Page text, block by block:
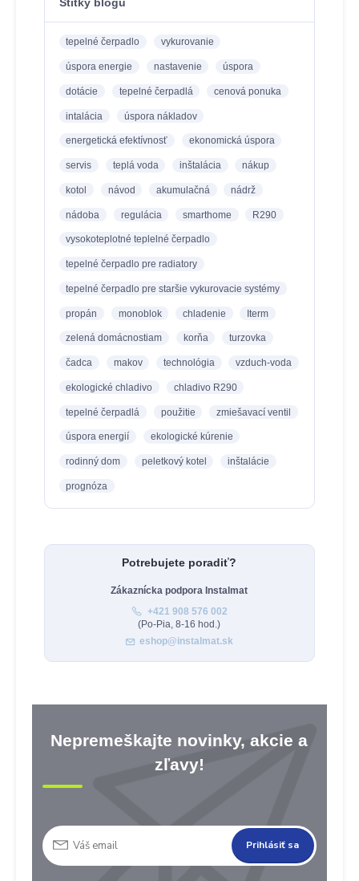
tepelné čerpadlo vykurovanie
úspora energie nastavenie úspora
dotácie tepelné čerpadlá cenová ponuka
intalácia úspora nákladov
energetická efektívnosť ekonomická úspora
servis teplá voda inštalácia nákup
kotol návod akumulačná nádrž
nádoba regulácia smarthome R290
vysokoteplotné teplelné čerpadlo
tepelné čerpadlo pre radiatory
tepelné čerpadlo pre staršie vykurovacie systémy
propán monoblok chladenie Iterm
zelená domácnostiam korňa turzovka
čadca makov technológia vzduch-voda
ekologické chladivo chladivo R290
tepelné čerpadlá použitie zmiešavací ventil
úspora energií ekologické kúrenie
rodinný dom peletkový kotel inštalácie
prognóza
Potrebujete poradiť?
Zákaznícka podpora Instalmat
+421 908 576 002
(Po-Pia, 8-16 hod.)
eshop@instalmat.sk
Nepremeškajte novinky, akcie a
zľavy!
Prihlásiť sa